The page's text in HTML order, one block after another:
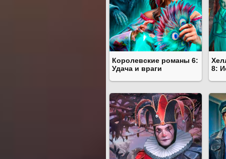
Королевские романы 6:
Удача и враги
8: